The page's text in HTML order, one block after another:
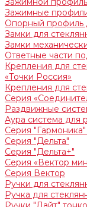
Зажимные
Опорный профиль
Замки для
Замки
Ответные части
Крепления для
«Точки Россия»
Крепления для
Серия
Раздвижные
Аура система для
Серия
Серия "Дельта"
Серия "Дельта+"
Серия «Вектор
Серия Вектор
Ручки для
Ручка для